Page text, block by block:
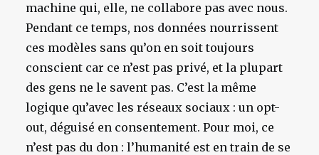
machine qui, elle, ne collabore pas avec nous.
Pendant ce temps, nos données nourrissent
ces modèles sans qu’on en soit toujours
conscient car ce n’est pas privé, et la plupart
des gens ne le savent pas. C’est la même
logique qu’avec les réseaux sociaux : un opt-
out, déguisé en consentement. Pour moi, ce
n’est pas du don : l’humanité est en train de se